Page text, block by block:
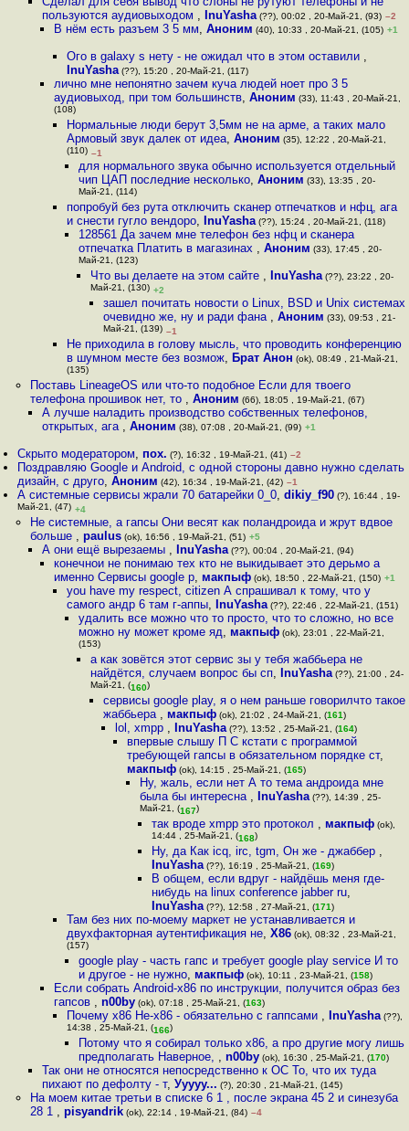
пользуются аудиовыходом , InuYasha(??), 00:02 , 20-Май-21, (93) –2
В нём есть разъем 3 5 мм,Аноним (40), 10:33 , 20-Май-21, (105) +1
Ого в galaxy s нету - не ожидал что в этом оставили ,
InuYasha(??), 15:20 , 20-Май-21, (117)
лично мне непонятно зачем куча людей ноет про 3 5
аудиовыход, при том большинств,Аноним (33), 11:43 , 20-Май-21,
(108)
Нормальные люди берут 3,5мм не на арме, а таких мало
Армовый звук далек от идеа, Аноним (35), 12:22 , 20-Май-21,
(110) –1
для нормального звука обычно используется отдельный
чип ЦАП последние несколько, Аноним (33), 13:35 , 20-
Май-21, (114)
попробуй без рута отключить сканер отпечатков и нфц, ага
и снести гугло вендоро, InuYasha(??), 15:24 , 20-Май-21, (118)
128561 Да зачем мне телефон без нфц и сканера
отпечатка Платить в магазинах , Аноним (33), 17:45 , 20-
Май-21, (123)
Что вы делаете на этом сайте , InuYasha (??), 23:22 , 20-
Май-21, (130) +2
зашел почитать новости о Linux, BSD и Unix системах
очевидно же, ну и ради фана , Аноним (33), 09:53 , 21-
Май-21, (139) –1
Не приходила в голову мысль, что проводить конференцию
в шумном месте без возмож, Брат Анон (ok), 08:49 , 21-Май-21,
(135)
Поставь LineageOS или что-то подобное Если для твоего
телефона прошивок нет, то , Аноним (66), 18:05 , 19-Май-21, (67)
А лучше наладить производство собственных телефонов,
открытых, ага , Аноним (38), 07:08 , 20-Май-21, (99) +1
Скрыто модератором, пох. (?), 16:32 , 19-Май-21, (41) –2
Поздравляю Google и Android, с одной стороны давно нужно сделать
дизайн, с друго,Аноним (42), 16:34 , 19-Май-21, (42) –1
А системные сервисы жрали 70 батарейки 0_0,dikiy_f90 (?), 16:44 , 19-
Май-21, (47) +4
Не системные, а гапсы Они весят как поландроида и жрут вдвое
больше , paulus(ok), 16:56 , 19-Май-21, (51) +5
А они ещё вырезаемы , InuYasha(??), 00:04 , 20-Май-21, (94)
конечнои не понимаю тех кто не выкидывает это дерьмо а
именно Сервисы google p, макпыф (ok), 18:50 , 22-Май-21, (150) +1
you have my respect, citizen А спрашивал к тому, что у
самого андр 6 там г-аппы, InuYasha(??), 22:46 , 22-Май-21, (151)
удалить все можно что то просто, что то сложно, но все
можно ну может кроме яд, макпыф(ok), 23:01 , 22-Май-21,
(153)
а как зовётся этот сервис зы у тебя жаббьера не
найдётся, случаем вопрос бы сп, InuYasha (??), 21:00 , 24-
Май-21, (160)
сервисы google play, я о нем раньше говорилчто такое
жаббьера , макпыф(ok), 21:02 , 24-Май-21, (161)
lol, xmpp , InuYasha(??), 13:52 , 25-Май-21, (164)
впервые слышу П С кстати с программой
требующей гапсы в обязательном порядке ст,
макпыф (ok), 14:15 , 25-Май-21, (165)
Ну, жаль, если нет А то тема андроида мне
была бы интересна , InuYasha(??), 14:39 , 25-
Май-21, (167)
так вроде xmpp это протокол , макпыф(ok),
14:44 , 25-Май-21, (168)
Ну, да Как icq, irc, tgm, Он же - джаббер ,
InuYasha(??), 16:19 , 25-Май-21, (169)
В общем, если вдруг - найдёшь меня где-
нибудь на linux conference jabber ru,
InuYasha(??), 12:58 , 27-Май-21, (171)
Там без них по-моему маркет не устанавливается и
двухфакторная аутентификация не, X86(ok), 08:32 , 23-Май-21,
(157)
google play - часть гапс и требует google play service И то
и другое - не нужно, макпыф(ok), 10:11 , 23-Май-21, (158)
Если собрать Android-x86 по инструкции, получится образ без
гапсов ,n00by (ok), 07:18 , 25-Май-21, (163)
Почему x86 Не-x86 - обязательно с гаппсами , InuYasha(??),
14:38 , 25-Май-21, (166)
Потому что я собирал только x86, а про другие могу лишь
предполагать Наверное, , n00by(ok), 16:30 , 25-Май-21, (170)
Так они не относятся непосредственно к ОС То, что их туда
пихают по дефолту - т, Ууууу... (?), 20:30 , 21-Май-21, (145)
На моем китае третьи в списке 6 1 , после экрана 45 2 и синезуба
28 1 , pisyandrik(ok), 22:14 , 19-Май-21, (84) –4